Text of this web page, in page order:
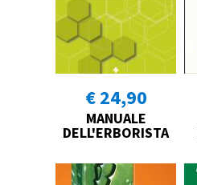
€ 24,90
MANUALE
DELL'ERBORISTA